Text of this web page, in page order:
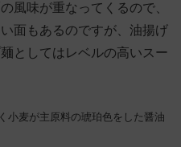
風味が重なってくるので、
面もあるのですが、油揚げ
としてはレベルの高いスー
小麦が主原料の琥珀色をした醤油